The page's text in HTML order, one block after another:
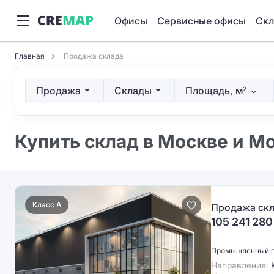
Офисы Сервисные офисы
Главная Продажа склада
Продажа Склады Площадь, м2
Купить склад в Москве и
Класс A Продажа
105 241 280
Промышленный
Направление: